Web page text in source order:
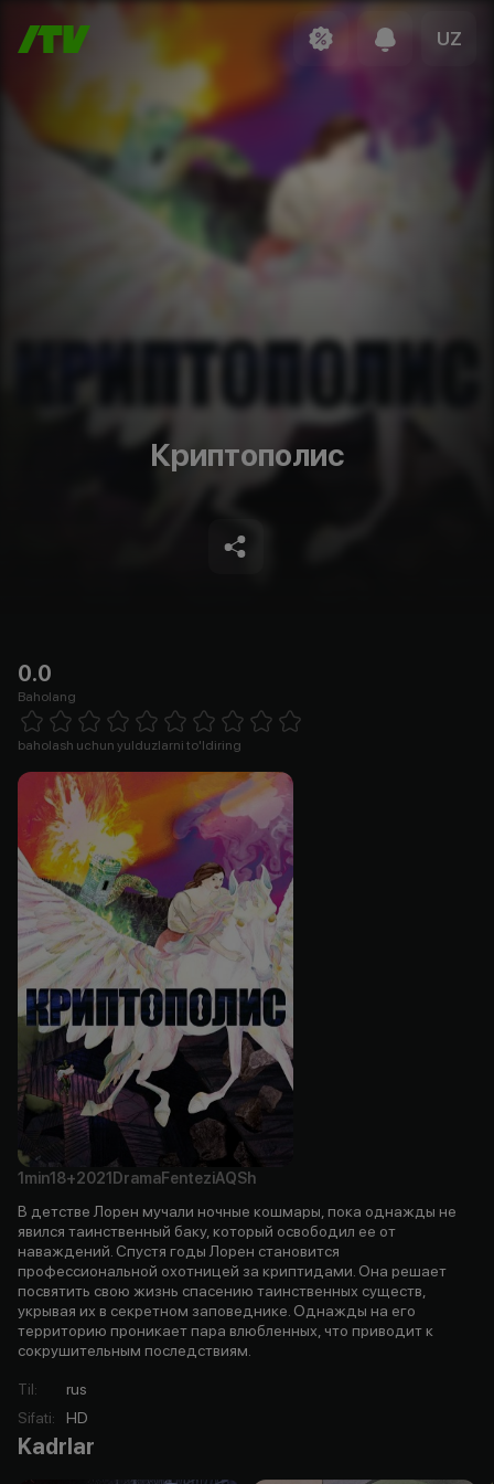
UZ
Криптополис
0.0
Baholang
1 Star 2 Stars 3 Stars 4 Stars5 Stars 6 Stars7 Stars8 Stars
baholash uchun yulduzlarni to'ldiring
1min18+2021 DramaFenteziAQSh
В детстве Лорен мучали ночные кошмары, пока однажды не
явился таинственный баку, который освободил ее от
наваждений. Спустя годы Лорен становится
профессиональной охотницей за криптидами. Она решает
посвятить свою жизнь спасению таинственных существ,
укрывая их в секретном заповеднике. Однажды на его
территорию проникает пара влюбленных, что приводит к
сокрушительным последствиям.
Til:
rus
Sifati: HD
Kadrlar